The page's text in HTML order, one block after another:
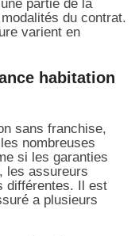
partie de la
du contrat.
varient en
habitation
sans franchise,
nombreuses
si les garanties
les assureurs
différentes. Il est
a plusieurs